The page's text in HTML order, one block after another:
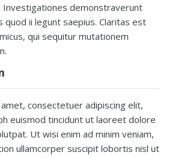
Investigationes demonstraverunt
ii legunt saepius. Claritas est
qui sequitur mutationem
consectetuer adipiscing elit,
euismod tincidunt ut laoreet dolore
Ut wisi enim ad minim veniam,
ullamcorper suscipit lobortis nisl ut